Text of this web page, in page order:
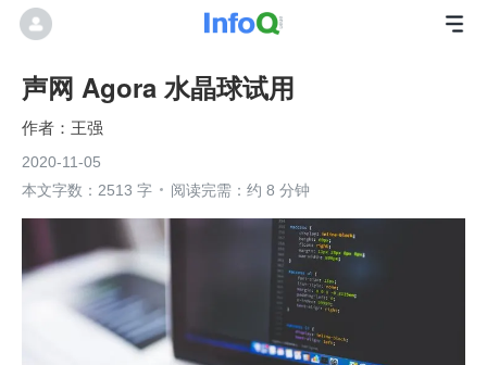
声网 Agora 水晶球试用
王强
2020-11-05
本文字数：2513 字
阅读完需：约 8 分钟